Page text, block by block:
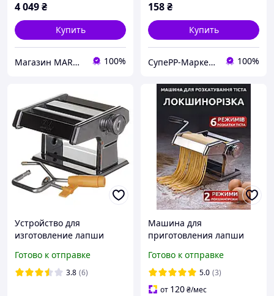
4 049₴
Купить
Магазин MARCATO 100%
158₴
Купить
СупеРР-Маркет Корисних Товарів 100%
Устройство для
изготовление лапши
Готово к отправке
3.8 (6)
Машина для
приготовления лапши
Равиольница
Тестораскатка 3в1 из
нержавеющей стали
Готово к отправке
5.0 (3)
от 120₴/мес